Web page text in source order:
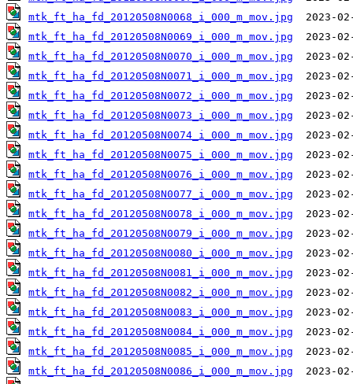
mtk_ft_ha_fd_20120508N0068_i_000_m_mov.jpg
mtk_ft_ha_fd_20120508N0069_i_000_m_mov.jpg
mtk_ft_ha_fd_20120508N0070_i_000_m_mov.jpg
mtk_ft_ha_fd_20120508N0071_i_000_m_mov.jpg
mtk_ft_ha_fd_20120508N0072_i_000_m_mov.jpg
mtk_ft_ha_fd_20120508N0073_i_000_m_mov.jpg
mtk_ft_ha_fd_20120508N0074_i_000_m_mov.jpg
mtk_ft_ha_fd_20120508N0075_i_000_m_mov.jpg
mtk_ft_ha_fd_20120508N0076_i_000_m_mov.jpg
mtk_ft_ha_fd_20120508N0077_i_000_m_mov.jpg
mtk_ft_ha_fd_20120508N0078_i_000_m_mov.jpg
mtk_ft_ha_fd_20120508N0079_i_000_m_mov.jpg
mtk_ft_ha_fd_20120508N0080_i_000_m_mov.jpg
mtk_ft_ha_fd_20120508N0081_i_000_m_mov.jpg
mtk_ft_ha_fd_20120508N0082_i_000_m_mov.jpg
mtk_ft_ha_fd_20120508N0083_i_000_m_mov.jpg
mtk_ft_ha_fd_20120508N0084_i_000_m_mov.jpg
mtk_ft_ha_fd_20120508N0085_i_000_m_mov.jpg
mtk_ft_ha_fd_20120508N0086_i_000_m_mov.jpg